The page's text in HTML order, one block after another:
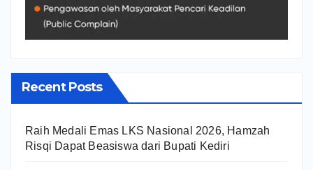
Recent Posts
Raih Medali Emas LKS Nasional 2026, Hamzah
Risqi Dapat Beasiswa dari Bupati Kediri